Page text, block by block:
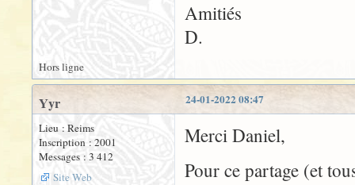
Amitiés
D.
Hors ligne
24-01-2022 08:47
Yyr
Lieu : Reims
Inscription : 2001
Messages : 3 412
Site Web
Merci Daniel,
Pour ce partage (et